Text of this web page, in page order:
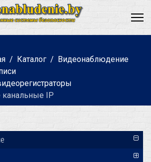
Каталог
Видеонаблюдение
IP